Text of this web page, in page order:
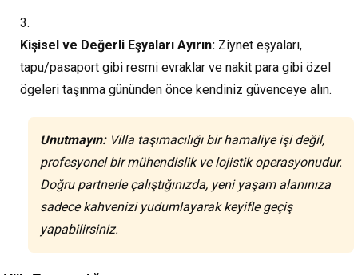
Kişisel ve Değerli Eşyaları Ayırın: Ziynet eşyaları,
tapu/pasaport gibi resmi evraklar ve nakit para gibi özel
ögeleri taşınma gününden önce kendiniz güvenceye alın.
Unutmayın:Villa taşımacılığı bir hamaliye işi değil,
profesyonel bir mühendislik ve lojistik operasyonudur.
Doğru partnerle çalıştığınızda, yeni yaşam alanınıza
sadece kahvenizi yudumlayarak keyifle geçiş
yapabilirsiniz.